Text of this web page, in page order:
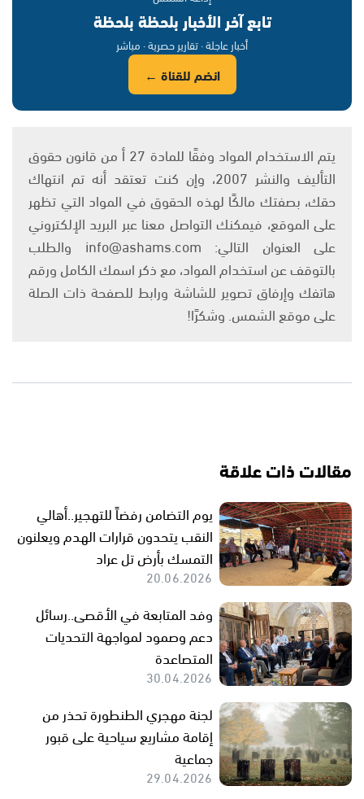
تابع آخر الأخبار بلحظة بلحظة
أخبار عاجلة · تقارير حصرية · مباشر
انضم للقناة ←
يتم الاستخدام المواد وفقًا للمادة 27 أ من قانون حقوق
التأليف والنشر 2007، وإن كنت تعتقد أنه تم انتهاك
حقك، بصفتك مالكًا لهذه الحقوق في المواد التي تظهر
على الموقع، فيمكنك التواصل معنا عبر البريد الإلكتروني
على العنوان التالي: info@ashams.com والطلب
بالتوقف عن استخدام المواد، مع ذكر اسمك الكامل ورقم
هاتفك وإرفاق تصوير للشاشة ورابط للصفحة ذات الصلة
على موقع الشمس. وشكرًا!
مقالات ذات علاقة
يوم التضامن رفضاً للتهجير..أهالي
النقب يتحدون قرارات الهدم ويعلنون
التمسك بأرض تل عراد
20.06.2026
وفد المتابعة في الأقصى..رسائل
دعم وصمود لمواجهة التحديات
المتصاعدة
30.04.2026
لجنة مهجري الطنطورة تحذر من
إقامة مشاريع سياحية على قبور
جماعية
29.04.2026